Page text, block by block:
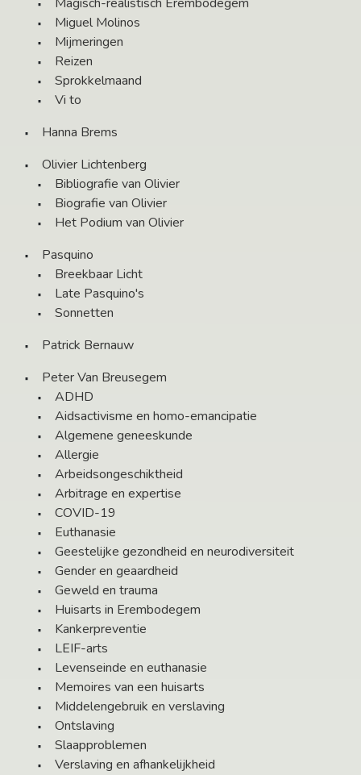
Magisch-realistisch Erembodegem
Miguel Molinos
Mijmeringen
Reizen
Sprokkelmaand
Vi to
Hanna Brems
Olivier Lichtenberg
Bibliografie van Olivier
Biografie van Olivier
Het Podium van Olivier
Pasquino
Breekbaar Licht
Late Pasquino's
Sonnetten
Patrick Bernauw
Peter Van Breusegem
ADHD
Aidsactivisme en homo-emancipatie
Algemene geneeskunde
Allergie
Arbeidsongeschiktheid
Arbitrage en expertise
COVID-19
Euthanasie
Geestelijke gezondheid en neurodiversiteit
Gender en geaardheid
Geweld en trauma
Huisarts in Erembodegem
Kankerpreventie
LEIF-arts
Levenseinde en euthanasie
Memoires van een huisarts
Middelengebruik en verslaving
Ontslaving
Slaapproblemen
Verslaving en afhankelijkheid